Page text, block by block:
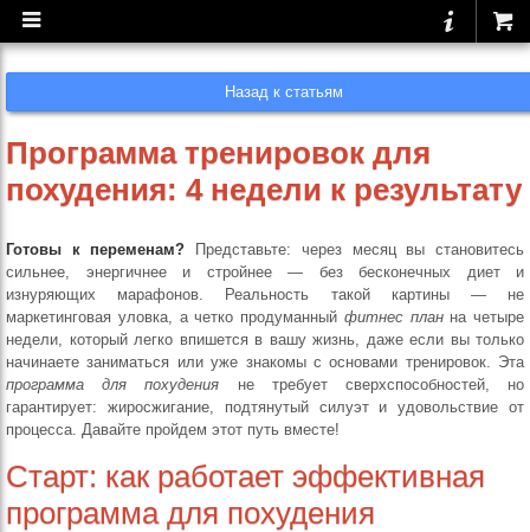
Назад к статьям
Программа тренировок для
похудения: 4 недели к результату
Готовы к переменам? Представьте: через месяц вы становитесь
сильнее, энергичнее и стройнее — без бесконечных диет и
изнуряющих марафонов. Реальность такой картины — не
маркетинговая уловка, а четко продуманный фитнес планна четыре
недели, который легко впишется в вашу жизнь, даже если вы только
начинаете заниматься или уже знакомы с основами тренировок. Эта
программа для похудения не требует сверхспособностей, но
гарантирует: жиросжигание, подтянутый силуэт и удовольствие от
процесса. Давайте пройдем этот путь вместе!
Старт: как работает эффективная
программа для похудения